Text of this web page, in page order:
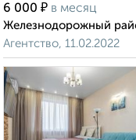
6 000 ₽ в месяц
Железнодорожный
Агентство, 11.02.2022